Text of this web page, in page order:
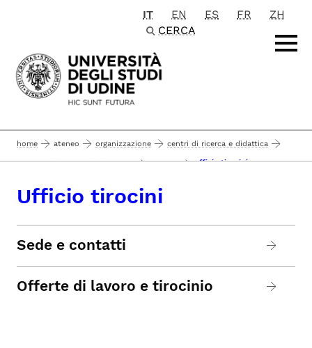
Passa al contenuto principale
IT EN ES FR
ZH
CERCA
home ateneo organizzazione centri di ricerca e didattica
centro polifunzionale di gorizia i servizi ufficio tirocini
Ufficio tirocini
Sede e contatti
Offerte di lavoro e tirocinio